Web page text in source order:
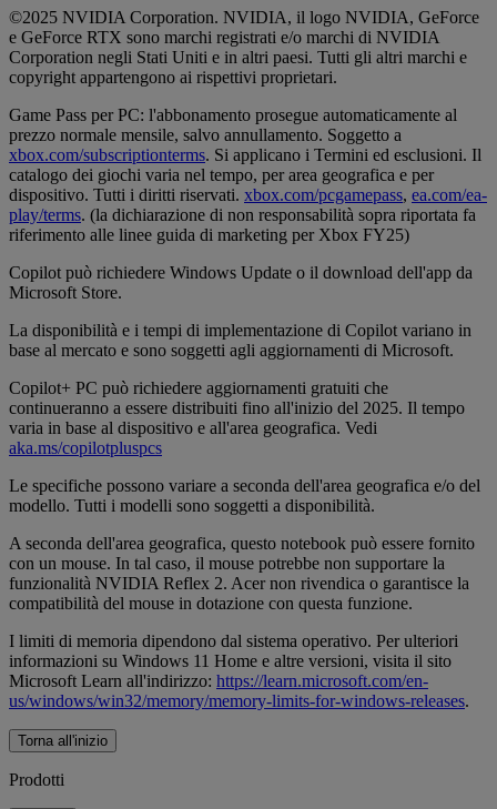
©2025 NVIDIA Corporation. NVIDIA, il logo NVIDIA, GeForce
e GeForce RTX sono marchi registrati e/o marchi di NVIDIA
Corporation negli Stati Uniti e in altri paesi. Tutti gli altri marchi e
copyright appartengono ai rispettivi proprietari.
Game Pass per PC: l'abbonamento prosegue automaticamente al
prezzo normale mensile, salvo annullamento. Soggetto a
xbox.com/subscriptionterms. Si applicano i Termini ed esclusioni. Il
catalogo dei giochi varia nel tempo, per area geografica e per
dispositivo. Tutti i diritti riservati. xbox.com/pcgamepass, ea.com/ea-
play/terms. (la dichiarazione di non responsabilità sopra riportata fa
riferimento alle linee guida di marketing per Xbox FY25)
Copilot può richiedere Windows Update o il download dell'app da
Microsoft Store.
La disponibilità e i tempi di implementazione di Copilot variano in
base al mercato e sono soggetti agli aggiornamenti di Microsoft.
Copilot+ PC può richiedere aggiornamenti gratuiti che
continueranno a essere distribuiti fino all'inizio del 2025. Il tempo
varia in base al dispositivo e all'area geografica. Vedi
aka.ms/copilotpluspcs
Le specifiche possono variare a seconda dell'area geografica e/o del
modello. Tutti i modelli sono soggetti a disponibilità.
A seconda dell'area geografica, questo notebook può essere fornito
con un mouse. In tal caso, il mouse potrebbe non supportare la
funzionalità NVIDIA Reflex 2. Acer non rivendica o garantisce la
compatibilità del mouse in dotazione con questa funzione.
I limiti di memoria dipendono dal sistema operativo. Per ulteriori
informazioni su Windows 11 Home e altre versioni, visita il sito
Microsoft Learn all'indirizzo: https://learn.microsoft.com/en-
us/windows/win32/memory/memory-limits-for-windows-releases.
Torna all'inizio
Prodotti